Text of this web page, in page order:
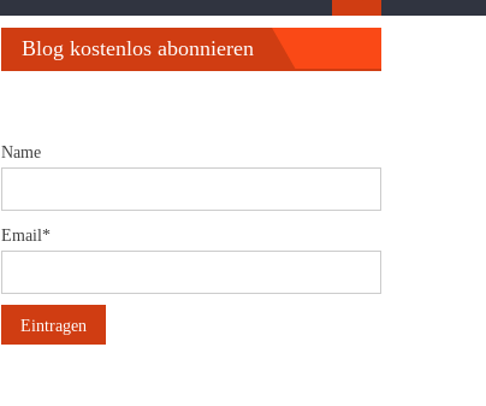
Blog kostenlos abonnieren
Name
Email*